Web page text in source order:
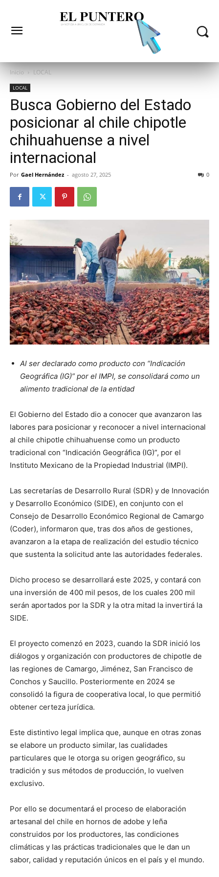
Inicio LOCAL
LOCAL
Busca Gobierno del Estado
posicionar al chile chipotle
chihuahuense a nivel
internacional
Por Gael Hernández - agosto 27, 2025 0
Al ser declarado como producto con “Indicación
Geográfica (IG)” por el IMPI, se consolidará como un
alimento tradicional de la entidad
El Gobierno del Estado dio a conocer que avanzaron las
labores para posicionar y reconocer a nivel internacional
al chile chipotle chihuahuense como un producto
tradicional con “Indicación Geográfica (IG)”, por el
Instituto Mexicano de la Propiedad Industrial (IMPI).
Las secretarías de Desarrollo Rural (SDR) y de Innovación
y Desarrollo Económico (SIDE), en conjunto con el
Consejo de Desarrollo Económico Regional de Camargo
(Coder), informaron que, tras dos años de gestiones,
avanzaron a la etapa de realización del estudio técnico
que sustenta la solicitud ante las autoridades federales.
Dicho proceso se desarrollará este 2025, y contará con
una inversión de 400 mil pesos, de los cuales 200 mil
serán aportados por la SDR y la otra mitad la invertirá la
SIDE.
El proyecto comenzó en 2023, cuando la SDR inició los
diálogos y organización con productores de chipotle de
las regiones de Camargo, Jiménez, San Francisco de
Conchos y Saucillo. Posteriormente en 2024 se
consolidó la figura de cooperativa local, lo que permitió
obtener certeza jurídica.
Este distintivo legal implica que, aunque en otras zonas
se elabore un producto similar, las cualidades
particulares que le otorga su origen geográfico, su
tradición y sus métodos de producción, lo vuelven
exclusivo.
Por ello se documentará el proceso de elaboración
artesanal del chile en hornos de adobe y leña
construidos por los productores, las condiciones
climáticas y las prácticas tradicionales que le dan un
sabor, calidad y reputación únicos en el país y el mundo.